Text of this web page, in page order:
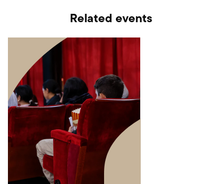
Related events